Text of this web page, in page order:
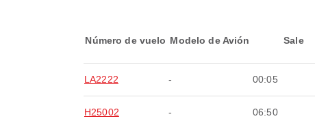
Número de vuelo Modelo de Avión Sale
LA2222 - 00:05
H25002 - 06:50